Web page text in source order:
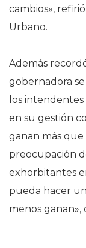
cambios»,
Urbano.
Además
gobernadora
los
en su gestión
ganan más
preocupación
exhorbitantes
pueda hacer
menos